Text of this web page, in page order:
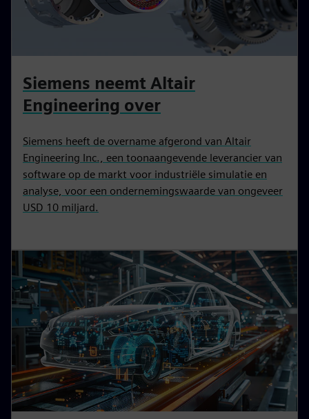
Siemens neemt Altair
Engineering over
Siemens heeft de overname afgerond van Altair
Engineering Inc., een toonaangevende leverancier van
software op de markt voor industriële simulatie en
analyse, voor een ondernemingswaarde van ongeveer
USD 10 miljard.